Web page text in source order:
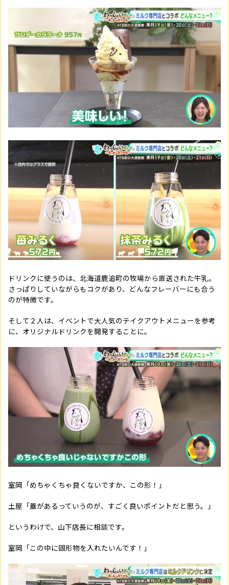
ドリンクに使うのは、北海道鹿追町の牧場から直送された牛乳。
さっぱりしていながらもコクがあり、どんなフレーバーにも合う
のが特徴です。
そして２人は、イベントで大人気のテイクアウトメニューを参考
に、オリジナルドリンクを開発することに。
室岡「めちゃくちゃ良くないですか、この形！」
土屋「蓋があるっていうのが、すごく良いポイントだと思う。」
というわけで、山下店長に相談です。
室岡「この中に固形物を入れたいんです！」